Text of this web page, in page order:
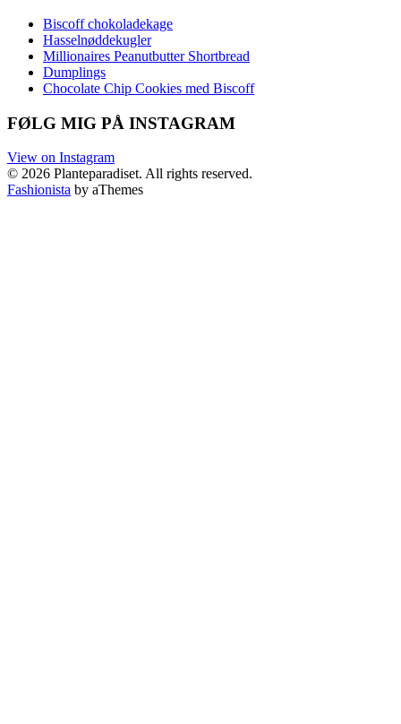
Biscoff chokoladekage
Hasselnøddekugler
Millionaires Peanutbutter Shortbread
Dumplings
Chocolate Chip Cookies med Biscoff
FØLG MIG PÅ INSTAGRAM
View on Instagram
© 2026 Planteparadiset. All rights reserved.
Fashionista by aThemes